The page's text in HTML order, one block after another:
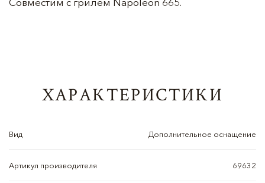
ХАРАКТЕРИСТИКИ
Вид Дополнительное оснащение
Артикул производителя 69632